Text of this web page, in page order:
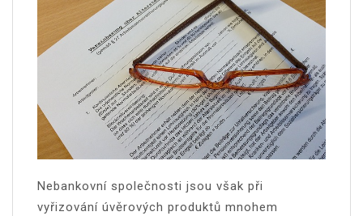
Nebankovní společnosti jsou však při
vyřizování úvěrových produktů mnohem